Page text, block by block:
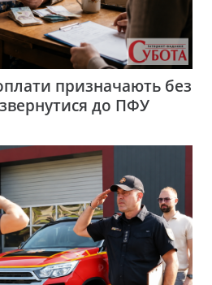
призначають без
до ПФУ